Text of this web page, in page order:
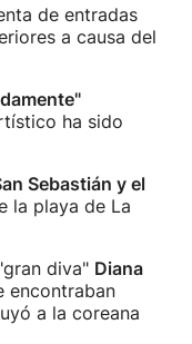
de entradas
a causa del
ha sido
Sebastián y el
la playa de La
diva" Diana
encontraban
a la coreana